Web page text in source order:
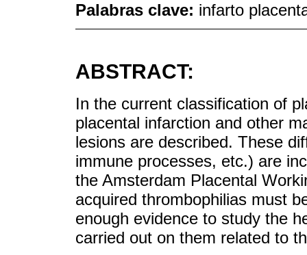
Palabras clave: infarto
ABSTRACT:
In the current classification of
placental infarction and other
lesions are described. These
immune processes, etc.) are
the Amsterdam Placental
acquired thrombophilias must
enough evidence to study the
carried out on them related to